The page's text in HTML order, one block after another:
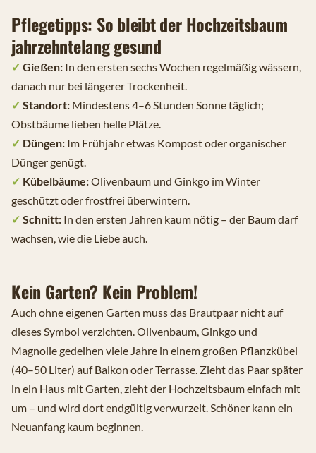
Pflegetipps: So bleibt der Hochzeitsbaum
jahrzehntelang gesund
✓ Gießen: In den ersten sechs Wochen regelmäßig wässern,
danach nur bei längerer Trockenheit.
✓ Standort: Mindestens 4–6 Stunden Sonne täglich;
Obstbäume lieben helle Plätze.
✓ Düngen: Im Frühjahr etwas Kompost oder organischer
Dünger genügt.
✓ Kübelbäume:Olivenbaum und Ginkgo im Winter
geschützt oder frostfrei überwintern.
✓ Schnitt: In den ersten Jahren kaum nötig – der Baum darf
wachsen, wie die Liebe auch.
Kein Garten? Kein Problem!
Auch ohne eigenen Garten muss das Brautpaar nicht auf
dieses Symbol verzichten. Olivenbaum, Ginkgo und
Magnolie gedeihen viele Jahre in einem großen Pflanzkübel
(40–50 Liter) auf Balkon oder Terrasse. Zieht das Paar später
in ein Haus mit Garten, zieht der Hochzeitsbaum einfach mit
um – und wird dort endgültig verwurzelt. Schöner kann ein
Neuanfang kaum beginnen.